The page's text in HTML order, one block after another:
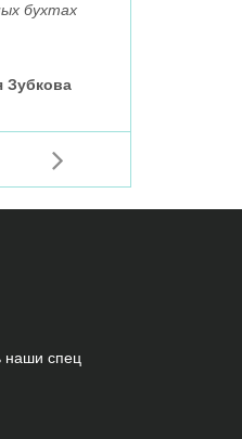
бухтах
Зубкова
наши спец